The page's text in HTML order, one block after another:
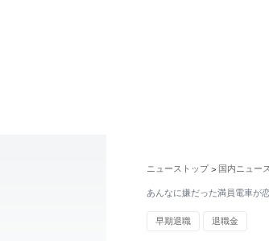
ニューストップ > 国内ニュース
あんなに嫌だった満員電車
早期退職 退職金